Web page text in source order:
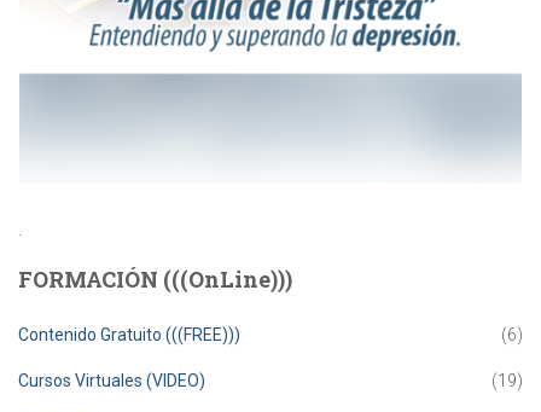
.
FORMACIÓN (((OnLine)))
Contenido Gratuito (((FREE))) (6)
Cursos Virtuales (VIDEO) (19)